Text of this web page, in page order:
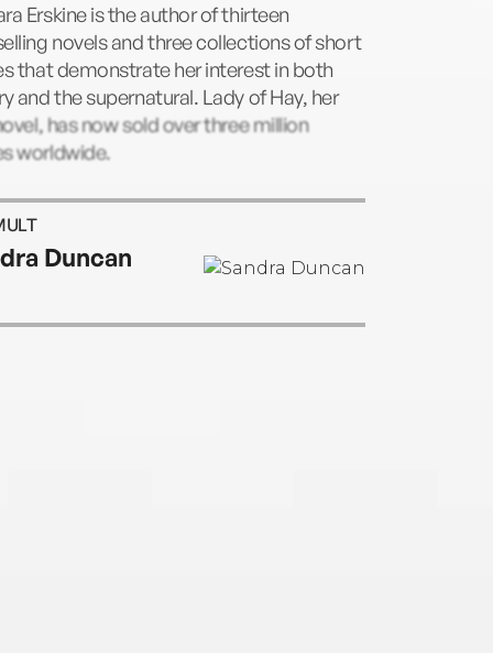
Erskine is the author of thirteen
novels and three collections of short
that demonstrate her interest in both
and the supernatural. Lady of Hay, her
has now sold over three million
worldwide.
Duncan